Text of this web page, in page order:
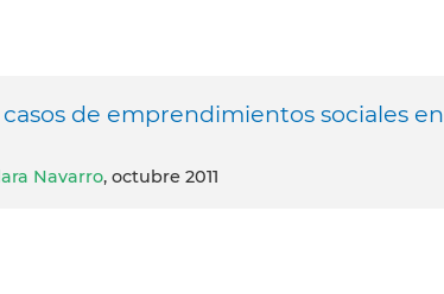
de emprendimientos sociales en
Navarro, octubre 2011